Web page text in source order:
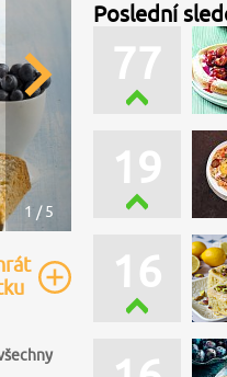
1 / 5
Poslední
77
19
16